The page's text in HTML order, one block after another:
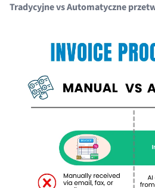
Tradycyjne vs Automatyczne